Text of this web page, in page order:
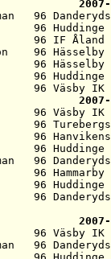
96
96 Huddinge
96 IF Åland
96 Hässelby
96 Hässelby
96 Huddinge
96 Väsby IK
96 Väsby IK
96
96
96 Huddinge
96
96 Hammarby
96 Huddinge
2007-
96 Väsby
96